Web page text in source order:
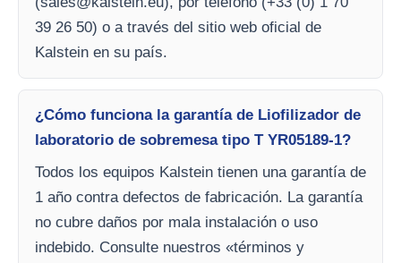
39 26 50) o a través del sitio web oficial de
Kalstein en su país.
¿Cómo funciona la garantía de Liofilizador de
laboratorio de sobremesa tipo T YR05189-1?
Todos los equipos Kalstein tienen una garantía de
1 año contra defectos de fabricación. La garantía
no cubre daños por mala instalación o uso
indebido. Consulte nuestros «términos y